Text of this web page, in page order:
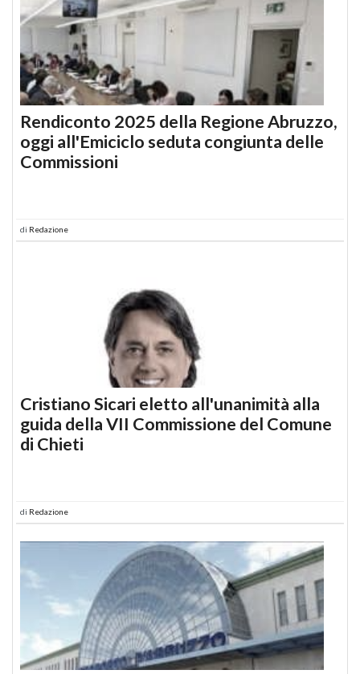
Rendiconto 2025 della Regione Abruzzo,
oggi all'Emiciclo seduta congiunta delle
Commissioni
di Redazione
Cristiano Sicari eletto all'unanimità alla
guida della VII Commissione del Comune
di Chieti
di Redazione